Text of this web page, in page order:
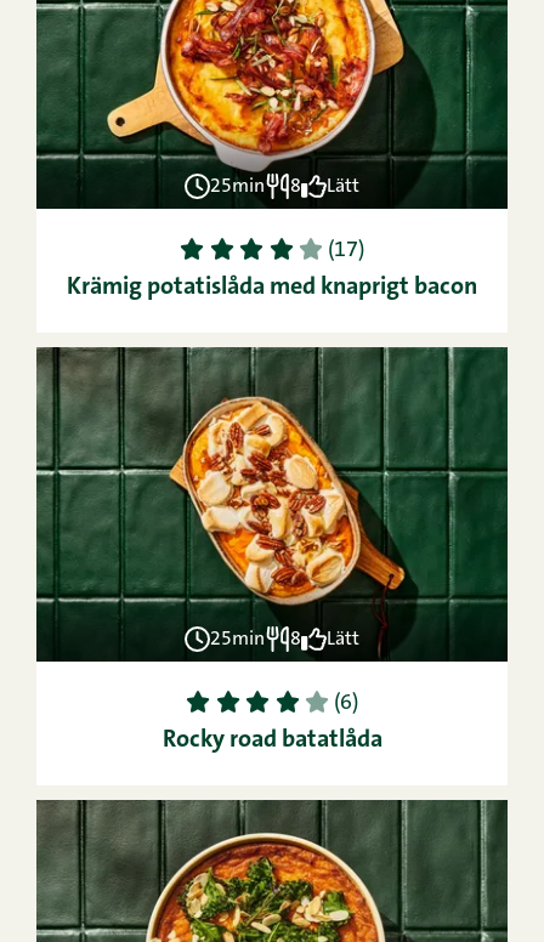
25min 8 Lätt
1 2 3 4 5 (17)
Krämig potatislåda med knaprigt bacon
25min 8 Lätt
1 2 3 4 5 (6)
Rocky road batatlåda